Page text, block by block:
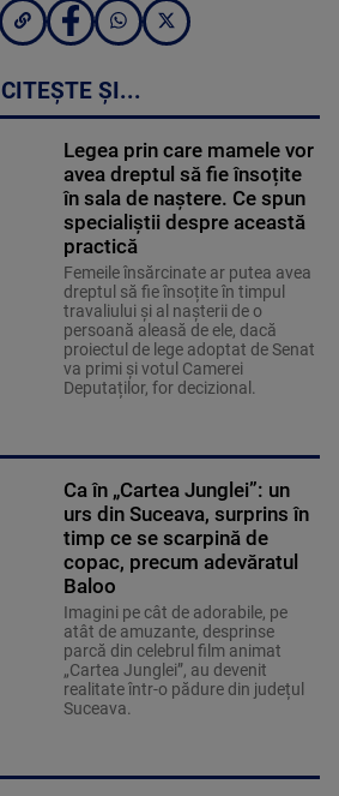
CITEȘTE ȘI...
Legea prin care mamele vor
avea dreptul să fie însoțite
în sala de naștere. Ce spun
specialiștii despre această
practică
Femeile însărcinate ar putea avea
dreptul să fie însoțite în timpul
travaliului și al nașterii de o
persoană aleasă de ele, dacă
proiectul de lege adoptat de Senat
va primi și votul Camerei
Deputaților, for decizional.
Ca în „Cartea Junglei”: un
urs din Suceava, surprins în
timp ce se scarpină de
copac, precum adevăratul
Baloo
Imagini pe cât de adorabile, pe
atât de amuzante, desprinse
parcă din celebrul film animat
„Cartea Junglei”, au devenit
realitate într-o pădure din județul
Suceava.